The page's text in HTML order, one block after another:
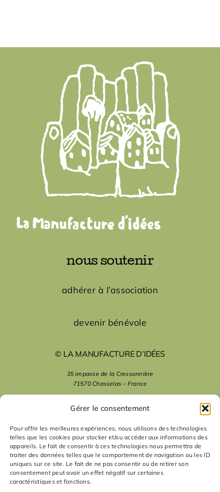
Gérer le consentement
Pour offrir les meilleures expériences, nous utilisons des technologies
telles que les cookies pour stocker et/ou accéder aux informations des
appareils. Le fait de consentir à ces technologies nous permettra de
traiter des données telles que le comportement de navigation ou les ID
uniques sur ce site. Le fait de ne pas consentir ou de retirer son
consentement peut avoir un effet négatif sur certaines
caractéristiques et fonctions.
nous soutenir
adhérer à l’association
devenir bénévole
© LA MANUFACTURE D’IDÉES
35 impasse de la Cressonnière
71570 Chasselas – France
mentions légales
nous suivre
nous contacter